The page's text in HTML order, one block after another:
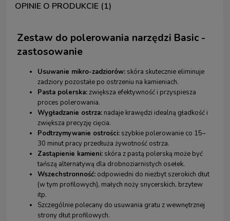
OPINIE O PRODUKCIE (1)
Zestaw do polerowania narzędzi Basic -
zastosowanie
Usuwanie mikro-zadziorów: skóra skutecznie eliminuje
zadziory pozostałe po ostrzeniu na kamieniach.
Pasta polerska:zwiększa efektywność i przyspiesza
proces polerowania.
Wygładzanie ostrza: nadaje krawędzi idealną gładkość i
zwiększa precyzję cięcia.
Podtrzymywanie ostrości: szybkie polerowanie co 15–
30 minut pracy przedłuża żywotność ostrza.
Zastąpienie kamieni: skóra z pastą polerską może być
tańszą alternatywą dla drobnoziarnistych osełek.
Wszechstronność: odpowiedni do niezbyt szerokich dłut
(w tym profilowych), małych noży snycerskich, brzytew
itp.
Szczególnie polecany do usuwania gratu z wewnętrznej
strony dłut profilowych.